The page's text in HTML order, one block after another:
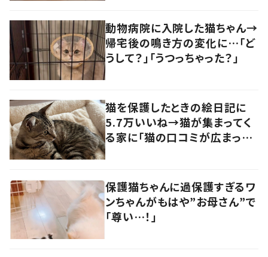
動物病院に入院した猫ちゃん→
帰宅後の鳴き方の変化に…「ど
うして？」「うつっちゃった？」
猫を保護したときの絵日記に
5.7万いいね→猫が集まってく
る家に「猫の口コミが広まって
保護猫ちゃんに過保護すぎるワ
ンちゃんがもはや”お母さん”で
「尊い…！」